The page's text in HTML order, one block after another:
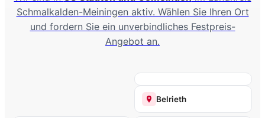
Schmalkalden-Meiningen aktiv. Wählen Sie Ihren Ort
und fordern Sie ein unverbindliches Festpreis-
Angebot an.
Belrieth